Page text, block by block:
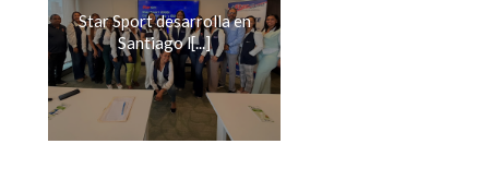
Star Sport desarrolla en
Santiago l[...]